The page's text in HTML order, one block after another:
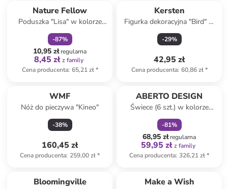
Nature Fellow
Poduszka "Lisa" w kolorze
niebieskim do siedzenia - 38 x
38 cm
-87%
10,95 złregularna
8,45 zł z family
Cena producenta: 65,21 zł*
Kersten
Figurka dekoracyjna "Bird" w
kolorze beżowym - 14,5 x 11
x 7,7 cm
-29%
42,95 zł
Cena producenta: 60,86 zł*
WMF
Nóż do pieczywa "Kineo"
-38%
160,45 zł
Cena producenta: 259,00 zł*
ABERTO DESIGN
Świece (6 szt.) w kolorze
kremowo-zielono-czerwonym
-81%
68,95 złregularna
59,95 zł z family
Cena producenta: 326,21 zł*
Bloomingville Make a Wish